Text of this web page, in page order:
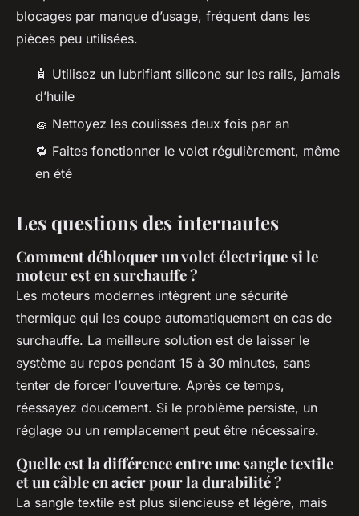
blocages par manque d’usage, fréquent dans les
pièces peu utilisées.
🧴 Utilisez un lubrifiant silicone sur les rails, jamais
d’huile
🧽 Nettoyez les coulisses deux fois par an
🔁 Faites fonctionner le volet régulièrement, même
en été
Les questions des internautes
Comment débloquer un volet électrique si le
moteur est en surchauffe ?
Les moteurs modernes intègrent une sécurité
thermique qui les coupe automatiquement en cas de
surchauffe. La meilleure solution est de laisser le
système au repos pendant 15 à 30 minutes, sans
tenter de forcer l’ouverture. Après ce temps,
réessayez doucement. Si le problème persiste, un
réglage ou un remplacement peut être nécessaire.
Quelle est la différence entre une sangle textile
et un câble en acier pour la durabilité ?
La sangle textile est plus silencieuse et légère, mais